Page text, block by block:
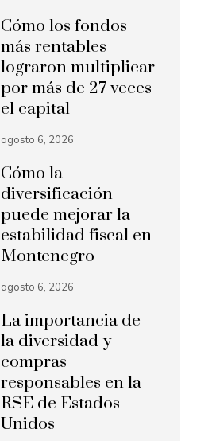
Cómo los fondos
más rentables
lograron multiplicar
por más de 27 veces
el capital
agosto 6, 2026
Cómo la
diversificación
puede mejorar la
estabilidad fiscal en
Montenegro
agosto 6, 2026
La importancia de
la diversidad y
compras
responsables en la
RSE de Estados
Unidos